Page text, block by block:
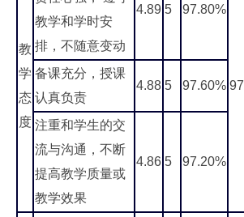
教
学
态
度
教学和学时安
排，不随意变动
4.89 5 97.80%
备课充分，授课
认真负责
4.88 5 97.60%
注重和学生的交
流与沟通，不断
提高教学质量或
教学效果
4.86 5 97.20%